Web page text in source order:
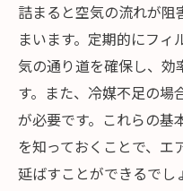
詰まると空気の流れが阻
まいます。定期的にフ
気の通り道を確保し、
す。また、冷媒不足の場
が必要です。これらの基
を知っておくことで、エ
延ばすことができるでし